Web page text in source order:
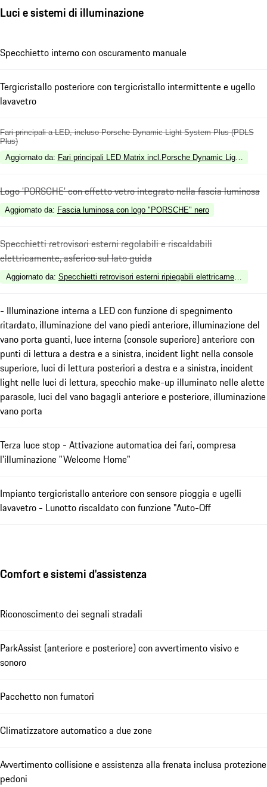
Luci e sistemi di illuminazione
Specchietto interno con oscuramento manuale
Tergicristallo posteriore con tergicristallo intermittente e ugello
lavavetro
Fari principali a LED, incluso Porsche Dynamic Light System Plus (PDLS
Plus)
Aggiornato da: Fari principali LED Matrix incl.Porsche Dynamic Light
Logo 'PORSCHE' con effetto vetro integrato nella fascia luminosa
Aggiornato da: Fascia luminosa con logo "PORSCHE" nero
Specchietti retrovisori esterni regolabili e riscaldabili
elettricamente, asferico sul lato guida
Aggiornato da: Specchietti retrovisori esterni ripiegabili elettricamente
- Illuminazione interna a LED con funzione di spegnimento
ritardato, illuminazione del vano piedi anteriore, illuminazione del
vano porta guanti, luce interna (console superiore) anteriore con
punti di lettura a destra e a sinistra, incident light nella console
superiore, luci di lettura posteriori a destra e a sinistra, incident
light nelle luci di lettura, specchio make-up illuminato nelle alette
parasole, luci del vano bagagli anteriore e posteriore, illuminazione
vano porta
Terza luce stop - Attivazione automatica dei fari, compresa
l'illuminazione "Welcome Home"
Impianto tergicristallo anteriore con sensore pioggia e ugelli
lavavetro - Lunotto riscaldato con funzione "Auto-Off
Comfort e sistemi d'assistenza
Riconoscimento dei segnali stradali
ParkAssist (anteriore e posteriore) con avvertimento visivo e
sonoro
Pacchetto non fumatori
Climatizzatore automatico a due zone
Avvertimento collisione e assistenza alla frenata inclusa protezione
pedoni